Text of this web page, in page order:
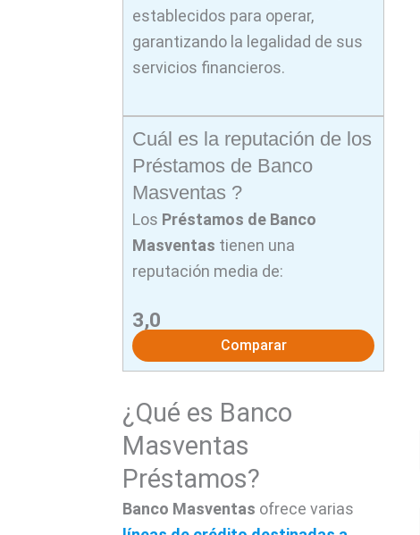
establecidos para operar,
garantizando la legalidad de sus
servicios financieros.
Cuál es la reputación de los
Préstamos de Banco
Masventas ?
Los Préstamos de Banco
Masventas tienen una
reputación media de:
3,0
Comparar
¿Qué es Banco
Masventas
Préstamos?
Banco Masventas ofrece varias